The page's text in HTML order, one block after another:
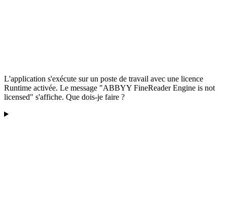
L'application s'exécute sur un poste de travail avec une licence
Runtime activée. Le message "ABBYY FineReader Engine is not
licensed" s'affiche. Que dois-je faire ?